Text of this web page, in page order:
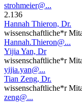
strohmeier@...
2.136
Hannah Thieron, Dr.
wissenschaftliche*r
Hannah.Thieron@...
Yijia Yan, Dr
wissenschaftliche*r
yijia.yan@...
Tian Zeng, Dr.
wissenschaftliche*r
zeng@...